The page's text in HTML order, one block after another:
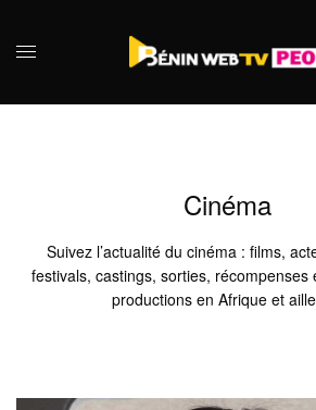
Cinéma
Suivez l’actualité du cinéma : films,
festivals, castings, sorties, récompenses
productions en Afrique et